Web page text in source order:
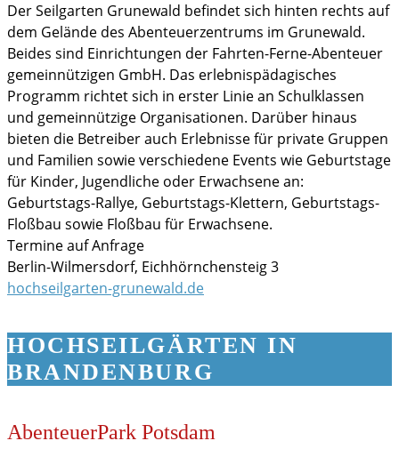
Der Seilgarten Grunewald befindet sich hinten rechts auf
dem Gelände des Abenteuerzentrums im Grunewald.
Beides sind Einrichtungen der Fahrten-Ferne-Abenteuer
gemeinnützigen GmbH. Das erlebnispädagisches
Programm richtet sich in erster Linie an Schulklassen
und gemeinnützige Organisationen. Darüber hinaus
bieten die Betreiber auch Erlebnisse für private Gruppen
und Familien sowie verschiedene Events wie Geburtstage
für Kinder, Jugendliche oder Erwachsene an:
Geburtstags-Rallye, Geburtstags-Klettern, Geburtstags-
Floßbau sowie Floßbau für Erwachsene.
Termine auf Anfrage
Berlin-Wilmersdorf, Eichhörnchensteig 3
hochseilgarten-grunewald.de
HOCHSEILGÄRTEN IN
BRANDENBURG
AbenteuerPark Potsdam